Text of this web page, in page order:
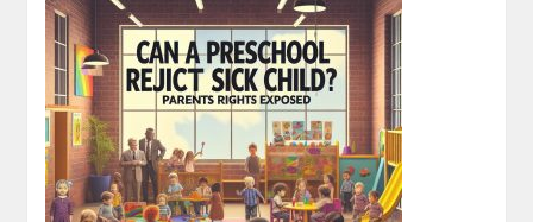
karneval:
Maškarní
rej
v
pohybu
pro
MŠ